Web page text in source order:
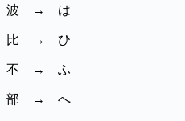
波 → は
比 → ひ
不 → ふ
部 → へ